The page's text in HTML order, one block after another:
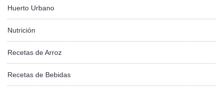
Huerto Urbano
Nutrición
Recetas de Arroz
Recetas de Bebidas